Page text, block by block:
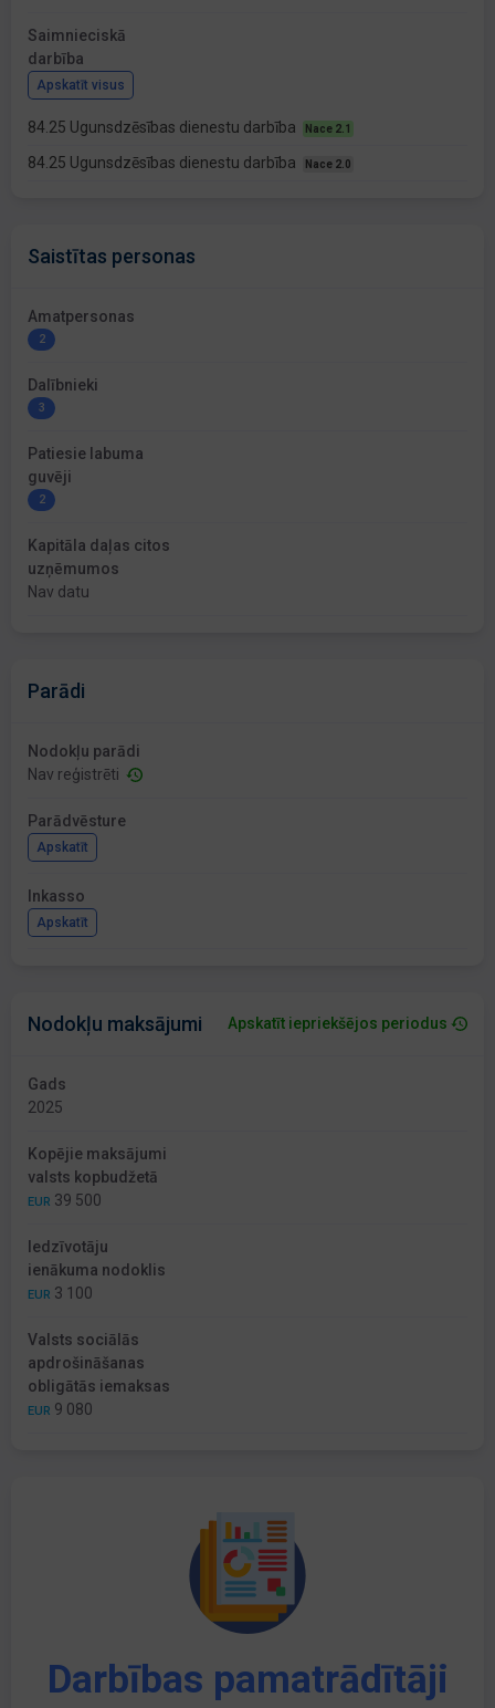
Saimnieciskā
darbība
Apskatīt visus
84.25 Ugunsdzēsības dienestu darbība Nace 2.1
84.25 Ugunsdzēsības dienestu darbība Nace 2.0
Saistītas personas
Amatpersonas
2
Dalībnieki
3
Patiesie labuma
guvēji
2
Kapitāla daļas citos
uzņēmumos
Nav datu
Parādi
Nodokļu parādi
Nav reģistrēti
Parādvēsture
Apskatīt
Inkasso
Apskatīt
Nodokļu maksājumi Apskatīt iepriekšējos periodus
Gads
2025
Kopējie maksājumi
valsts kopbudžetā
EUR 39 500
Iedzīvotāju
ienākuma nodoklis
EUR 3 100
Valsts sociālās
apdrošināšanas
obligātās iemaksas
EUR 9 080
Darbības pamatrādītāji